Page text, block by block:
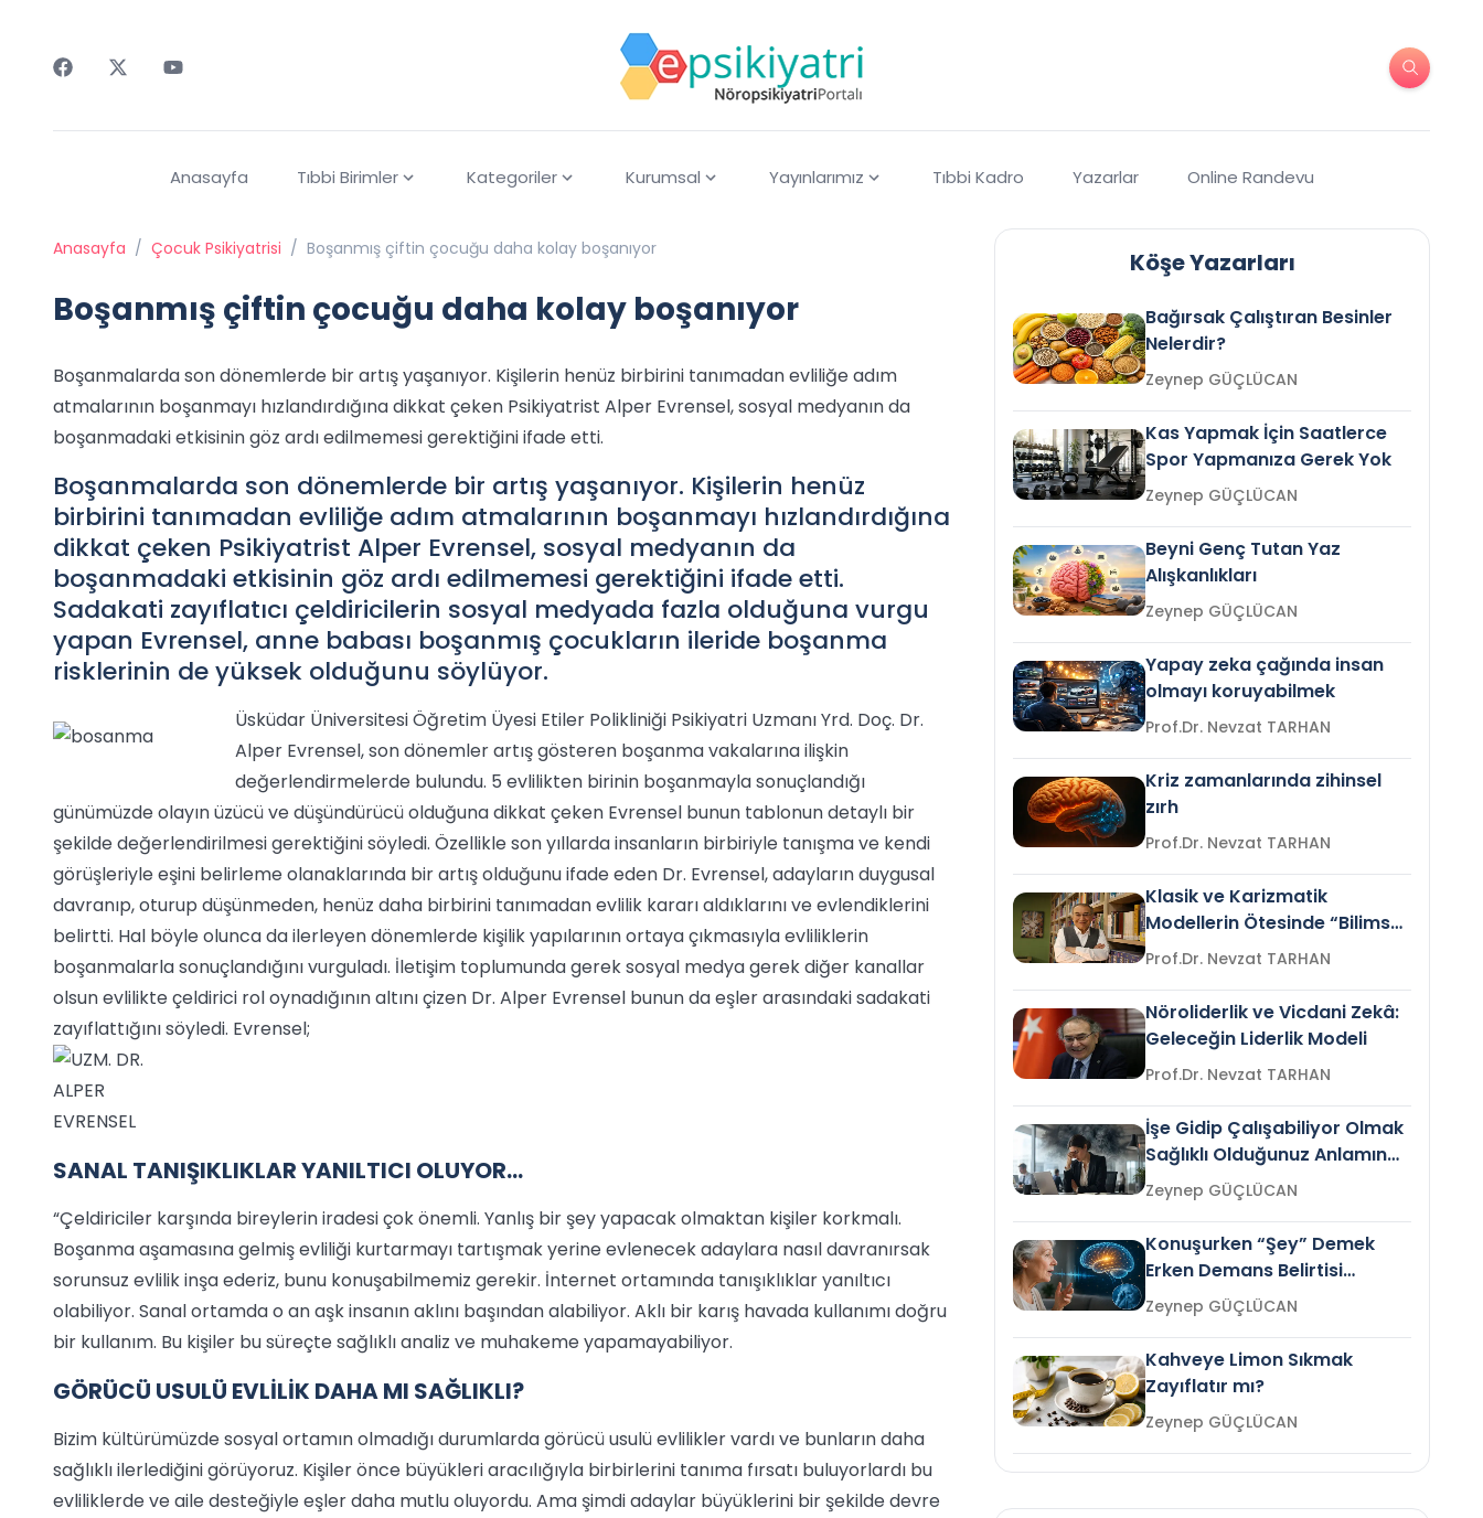
Anasayfa Tıbbi Birimler Kategoriler Kurumsal Yayınlarımız Tıbbi Kadro Yazarlar Online Randevu
Anasayfa / Çocuk Psikiyatrisi / Boşanmış çiftin çocuğu daha kolay boşanıyor
Boşanmış çiftin çocuğu daha kolay boşanıyor
Boşanmalarda son dönemlerde bir artış yaşanıyor. Kişilerin henüz birbirini tanımadan evliliğe adım
atmalarının boşanmayı hızlandırdığına dikkat çeken Psikiyatrist Alper Evrensel, sosyal medyanın da
boşanmadaki etkisinin göz ardı edilmemesi gerektiğini ifade etti.
Boşanmalarda son dönemlerde bir artış yaşanıyor. Kişilerin henüz
birbirini tanımadan evliliğe adım atmalarının boşanmayı hızlandırdığına
dikkat çeken Psikiyatrist Alper Evrensel, sosyal medyanın da
boşanmadaki etkisinin göz ardı edilmemesi gerektiğini ifade etti.
Sadakati zayıflatıcı çeldiricilerin sosyal medyada fazla olduğuna vurgu
yapan Evrensel, anne babası boşanmış çocukların ileride boşanma
risklerinin de yüksek olduğunu söylüyor.
Üsküdar Üniversitesi Öğretim Üyesi Etiler Polikliniği Psikiyatri Uzmanı Yrd. Doç. Dr.
Alper Evrensel, son dönemler artış gösteren boşanma vakalarına ilişkin
değerlendirmelerde bulundu. 5 evlilikten birinin boşanmayla sonuçlandığı
günümüzde olayın üzücü ve düşündürücü olduğuna dikkat çeken Evrensel bunun tablonun detaylı bir
şekilde değerlendirilmesi gerektiğini söyledi. Özellikle son yıllarda insanların birbiriyle tanışma ve kendi
görüşleriyle eşini belirleme olanaklarında bir artış olduğunu ifade eden Dr. Evrensel, adayların duygusal
davranıp, oturup düşünmeden, henüz daha birbirini tanımadan evlilik kararı aldıklarını ve evlendiklerini
belirtti. Hal böyle olunca da ilerleyen dönemlerde kişilik yapılarının ortaya çıkmasıyla evliliklerin
boşanmalarla sonuçlandığını vurguladı. İletişim toplumunda gerek sosyal medya gerek diğer kanallar
olsun evlilikte çeldirici rol oynadığının altını çizen Dr. Alper Evrensel bunun da eşler arasındaki sadakati
zayıflattığını söyledi. Evrensel;
SANAL TANIŞIKLIKLAR YANILTICI OLUYOR…
“Çeldiriciler karşında bireylerin iradesi çok önemli. Yanlış bir şey yapacak olmaktan kişiler korkmalı.
Boşanma aşamasına gelmiş evliliği kurtarmayı tartışmak yerine evlenecek adaylara nasıl davranırsak
sorunsuz evlilik inşa ederiz, bunu konuşabilmemiz gerekir. İnternet ortamında tanışıklıklar yanıltıcı
olabiliyor. Sanal ortamda o an aşk insanın aklını başından alabiliyor. Aklı bir karış havada kullanımı doğru
bir kullanım. Bu kişiler bu süreçte sağlıklı analiz ve muhakeme yapamayabiliyor.
GÖRÜCÜ USULÜ EVLİLİK DAHA MI SAĞLIKLI?
Bizim kültürümüzde sosyal ortamın olmadığı durumlarda görücü usulü evlilikler vardı ve bunların daha
sağlıklı ilerlediğini görüyoruz. Kişiler önce büyükleri aracılığıyla birbirlerini tanıma fırsatı buluyorlardı bu
evliliklerde ve aile desteğiyle eşler daha mutlu oluyordu. Ama şimdi adaylar büyüklerini bir şekilde devre
Köşe Yazarları
Bağırsak Çalıştıran Besinler
Nelerdir?
Zeynep GÜÇLÜCAN
Kas Yapmak İçin Saatlerce
Spor Yapmanıza Gerek Yok
Zeynep GÜÇLÜCAN
Beyni Genç Tutan Yaz
Alışkanlıkları
Zeynep GÜÇLÜCAN
Yapay zeka çağında insan
olmayı koruyabilmek
Prof.Dr. Nevzat TARHAN
Kriz zamanlarında zihinsel
zırh
Prof.Dr. Nevzat TARHAN
Klasik ve Karizmatik
Modellerin Ötesinde “Bilimsel
Liderlik”
Prof.Dr. Nevzat TARHAN
Nöroliderlik ve Vicdani Zekâ:
Geleceğin Liderlik Modeli
Prof.Dr. Nevzat TARHAN
İşe Gidip Çalışabiliyor Olmak
Sağlıklı Olduğunuz Anlamına
Gelir mi?Zeynep GÜÇLÜCAN
Konuşurken “Şey” Demek
Erken Demans Belirtisi
Olabilir mi?Zeynep GÜÇLÜCAN
Kahveye Limon Sıkmak
Zayıflatır mı?
Zeynep GÜÇLÜCAN